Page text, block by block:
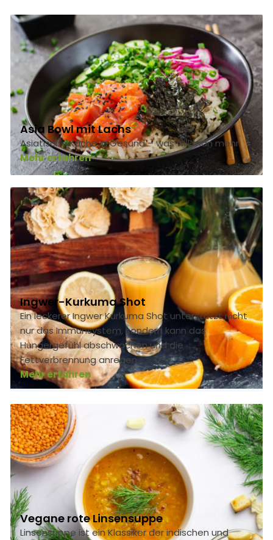
Asia Bowl mit Lachs
Asiatische Küche in Gesund – was will man mehr.
Mehr erfahren
Ingwer-Kurkuma Shot
Ein leckerer Ingwer Kurkuma Shot unterstützt nicht
nur das Immunsystem, sondern kann das
Hungergefühl abschwächen und die
Fettverbrennung anregen.
Mehr erfahren
Vegane rote Linsensuppe
Linsensuppe ist ein Klassiker der indischen und